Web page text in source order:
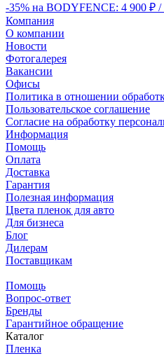
-35% на BODYFENCE: 4 900 ₽ /
Компания
О компании
Новости
Фотогалерея
Вакансии
Офисы
Политика в отношении
Пользовательское соглашение
Согласие на обработку
Информация
Помощь
Оплата
Доставка
Гарантия
Полезная информация
Цвета пленок для авто
Для бизнеса
Блог
Дилерам
Поставщикам
Помощь
Вопрос-ответ
Бренды
Гарантийное обращение
Каталог
Пленка